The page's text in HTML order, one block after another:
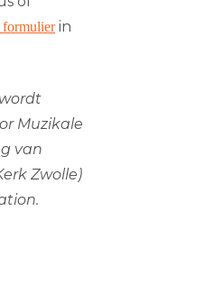
formulierin
Muzikale
van
Zwolle)